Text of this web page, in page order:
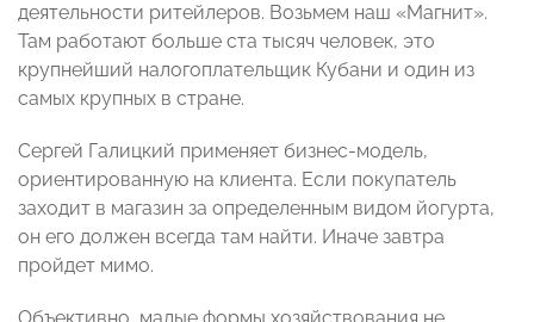
деятельности ритейлеров. Возьмем наш «Магнит».
Там работают больше ста тысяч человек, это
крупнейший налогоплательщик Кубани и один из
самых крупных в стране.
Сергей Галицкий применяет бизнес-модель,
ориентированную на клиента. Если покупатель
заходит в магазин за определенным видом йогурта,
он его должен всегда там найти. Иначе завтра
пройдет мимо.